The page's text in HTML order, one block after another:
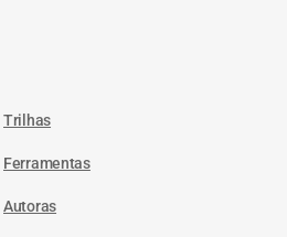
Trilhas
Ferramentas
Autoras